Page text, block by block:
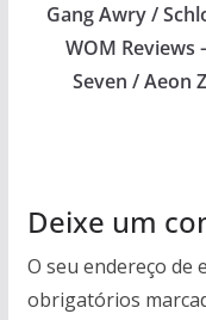
Gang Awry /
WOM Reviews
Seven / Aeon
Deixe um
O seu endereço de
obrigatórios